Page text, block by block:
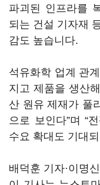
파괴된 인프라를
되는 건설 기자재
감도 높습니다.
석유화학 업계 관
지고 제품을 생산
산 원유 제재가 풀
으로 보인다”며 “
수요 확대도 기대
배덕훈 기자·이명